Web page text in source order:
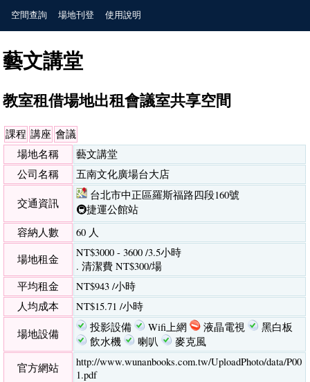
空間查詢 場地刊登 使用說明
藝文講堂
教室租借場地出租會議室共享空間
課程 講座 會議
場地名稱
藝文講堂
公司名稱
五南文化廣場台大店
交通資訊
台北市中正區羅斯福路四段160號
🚇捷運公館站
容納人數
60 人
場地租金
NT$3000 - 3600 /3.5小時
. 清潔費 NT$300/場
平均租金
NT$943 /小時
人均成本
NT$15.71 /小時
場地設備
投影設備 Wifi上網 液晶電視
黑白板
飲水機
喇叭
麥克風
官方網站
http://www.wunanbooks.com.tw/UploadPhoto/data/P00
1.pdf